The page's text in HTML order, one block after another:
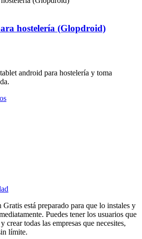
hostelería (Glopdroid)
android para hostelería y toma
está preparado para que lo instales y
Puedes tener los usuarios que
crear todas las empresas que necesites,
límite.